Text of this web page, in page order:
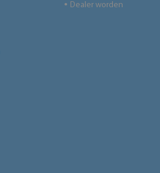
● Dealer worden